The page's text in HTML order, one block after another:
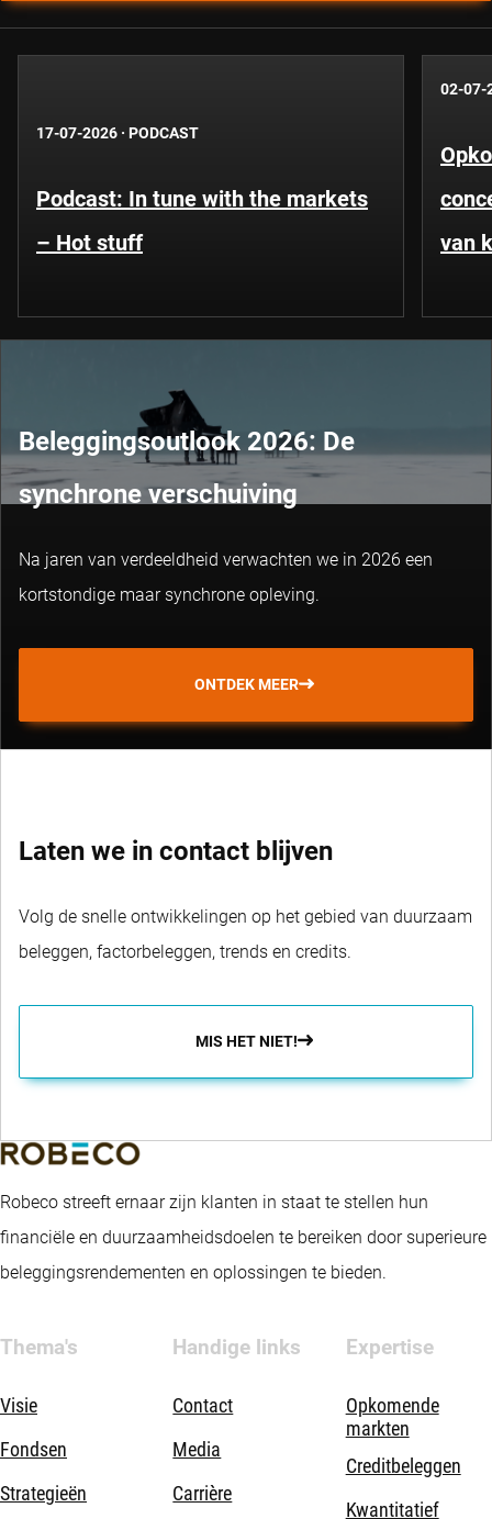
17-07-2026 · PODCAST
Podcast: In tune with the markets
– Hot stuff
02-07-
van
Beleggingsoutlook 2026: De
synchrone verschuiving
Na jaren van verdeeldheid verwachten we in 2026 een
kortstondige maar synchrone opleving.
ONTDEK MEER
Laten we in contact blijven
Volg de snelle ontwikkelingen op het gebied van duurzaam
beleggen, factorbeleggen, trends en credits.
MIS HET NIET!
Robeco streeft ernaar zijn klanten in staat te stellen hun
financiële en duurzaamheidsdoelen te bereiken door superieure
beleggingsrendementen en oplossingen te bieden.
Thema's
Visie
Fondsen
Strategieën
Handige links
Contact
Media
Carrière
Expertise
Opkomende
markten
Creditbeleggen
Kwantitatief